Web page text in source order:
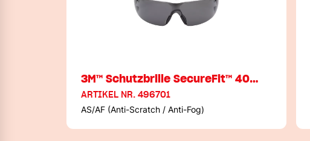
3M™ Schutzbrille SecureFit™ 40…
ARTIKEL NR. 496701
AS/AF (Anti-Scratch / Anti-Fog)